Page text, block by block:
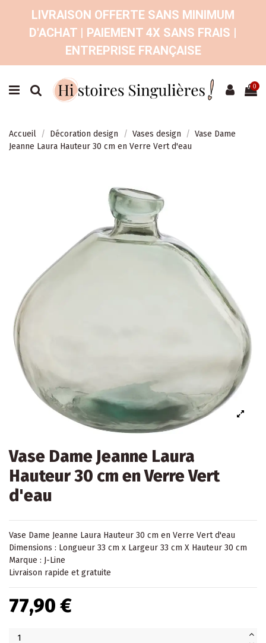
LIVRAISON OFFERTE SANS MINIMUM
D'ACHAT | PAIEMENT 4X SANS FRAIS |
ENTREPRISE FRANÇAISE
0
Accueil Décoration design Vases design
Vase Dame
Jeanne Laura Hauteur 30 cm en Verre Vert d'eau
Vase Dame Jeanne Laura
Hauteur 30 cm en Verre Vert
d'eau
Vase Dame Jeanne Laura Hauteur 30 cm en Verre Vert d'eau
Dimensions : Longueur 33 cm x Largeur 33 cm X Hauteur 30 cm
Marque : J-Line
Livraison rapide et gratuite
77,90 €